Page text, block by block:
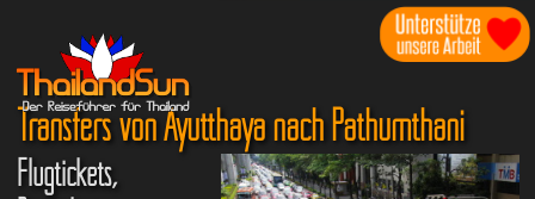
Transfers von Ayutthaya nach Pathumthani
Flugtickets,